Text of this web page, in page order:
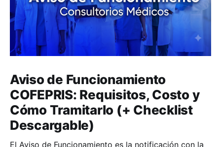
Aviso de Funcionamiento
COFEPRIS: Requisitos, Costo y
Cómo Tramitarlo (+ Checklist
Descargable)
El Aviso de Funcionamiento es la notificación con la